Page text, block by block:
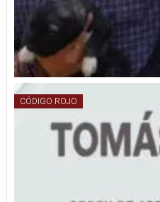
CÓDIGO ROJO